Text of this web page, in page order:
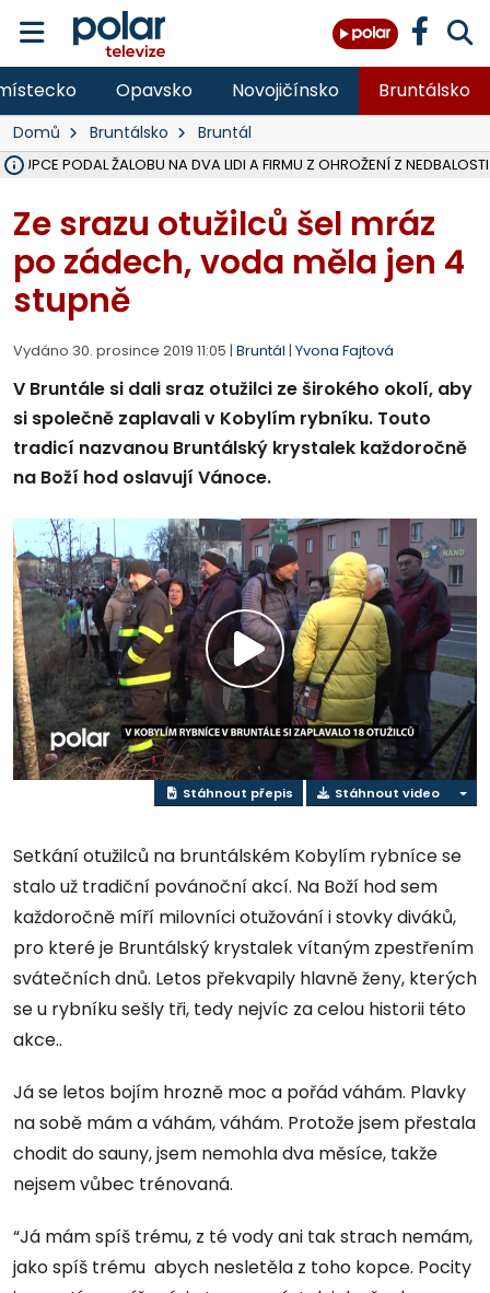
Opavsko Novojičínsko Bruntálsko
Domů Bruntálsko Bruntál
PODAL ŽALOBU NA DVA LIDI A FIRMU Z OHROŽENÍ Z NEDBALOSTI
Ze srazu otužilců šel mráz
po zádech, voda měla jen 4
stupně
Vydáno 30. prosince 2019 11:05 | Bruntál | Yvona Fajtová
V Bruntále si dali sraz otužilci ze širokého okolí, aby
si společně zaplavali v Kobylím rybníku. Touto
tradicí nazvanou Bruntálský krystalek každoročně
na Boží hod oslavují Vánoce.
Přehrát
video
Stáhnout přepis Stáhnout video
Setkání otužilců na bruntálském Kobylím rybníce se
stalo už tradiční povánoční akcí. Na Boží hod sem
každoročně míří milovníci otužování i stovky diváků,
pro které je Bruntálský krystalek vítaným zpestřením
svátečních dnů. Letos překvapily hlavně ženy, kterých
se u rybníku sešly tři, tedy nejvíc za celou historii této
akce..
Já se letos bojím hrozně moc a pořád váhám. Plavky
na sobě mám a váhám, váhám. Protože jsem přestala
chodit do sauny, jsem nemohla dva měsíce, takže
nejsem vůbec trénovaná.
“Já mám spíš trému, z té vody ani tak strach nemám,
jako spíš trému abych nesletěla z toho kopce. Pocity